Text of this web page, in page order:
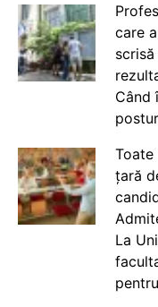
care
Când
Toate
țară
La